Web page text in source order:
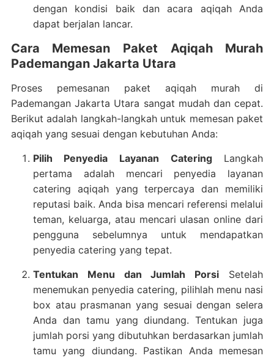
dengan kondisi baik dan acara aqiqah Anda
dapat berjalan lancar.
Cara Memesan Paket Aqiqah Murah
Pademangan Jakarta Utara
Proses pemesanan paket aqiqah murah di
Pademangan Jakarta Utara sangat mudah dan cepat.
Berikut adalah langkah-langkah untuk memesan paket
aqiqah yang sesuai dengan kebutuhan Anda:
Pilih Penyedia Layanan CateringLangkah
pertama adalah mencari penyedia layanan
catering aqiqah yang terpercaya dan memiliki
reputasi baik. Anda bisa mencari referensi melalui
teman, keluarga, atau mencari ulasan online dari
pengguna sebelumnya untuk mendapatkan
penyedia catering yang tepat.
Tentukan Menu dan Jumlah Porsi Setelah
menemukan penyedia catering, pilihlah menu nasi
box atau prasmanan yang sesuai dengan selera
Anda dan tamu yang diundang. Tentukan juga
jumlah porsi yang dibutuhkan berdasarkan jumlah
tamu yang diundang. Pastikan Anda memesan